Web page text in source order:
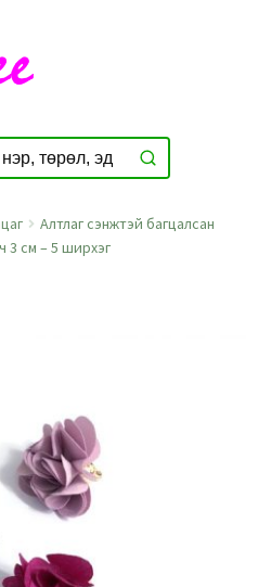
Алтлаг сэнжтэй багцалсан
3 см – 5 ширхэг